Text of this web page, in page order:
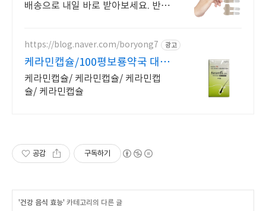
배송으로 내일 바로 받아보세요. 반복
https://blog.naver.com/boryong7 광고
케라민캡슐/100평보룡약국 대형
약국/태릉입구,육사 근처
케라민캡슐/ 케라민캡슐/ 케라민캡
슐/ 케라민캡슐
공감 구독하기
'건강 음식 효능' 카테고리의 다른 글